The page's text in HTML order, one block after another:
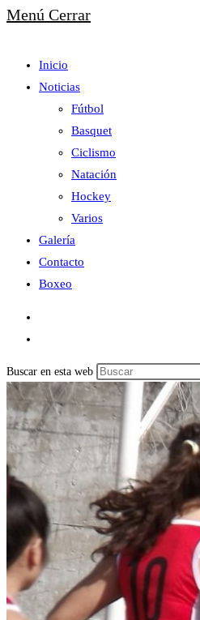
Menú Cerrar
Inicio
Noticias
Fútbol
Basquet
Ciclismo
Natación
Hockey
Varios
Galería
Contacto
Boxeo
Buscar en esta web